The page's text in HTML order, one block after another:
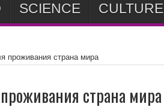
SCIENCE CULTURE
проживания страна мира
страна мира